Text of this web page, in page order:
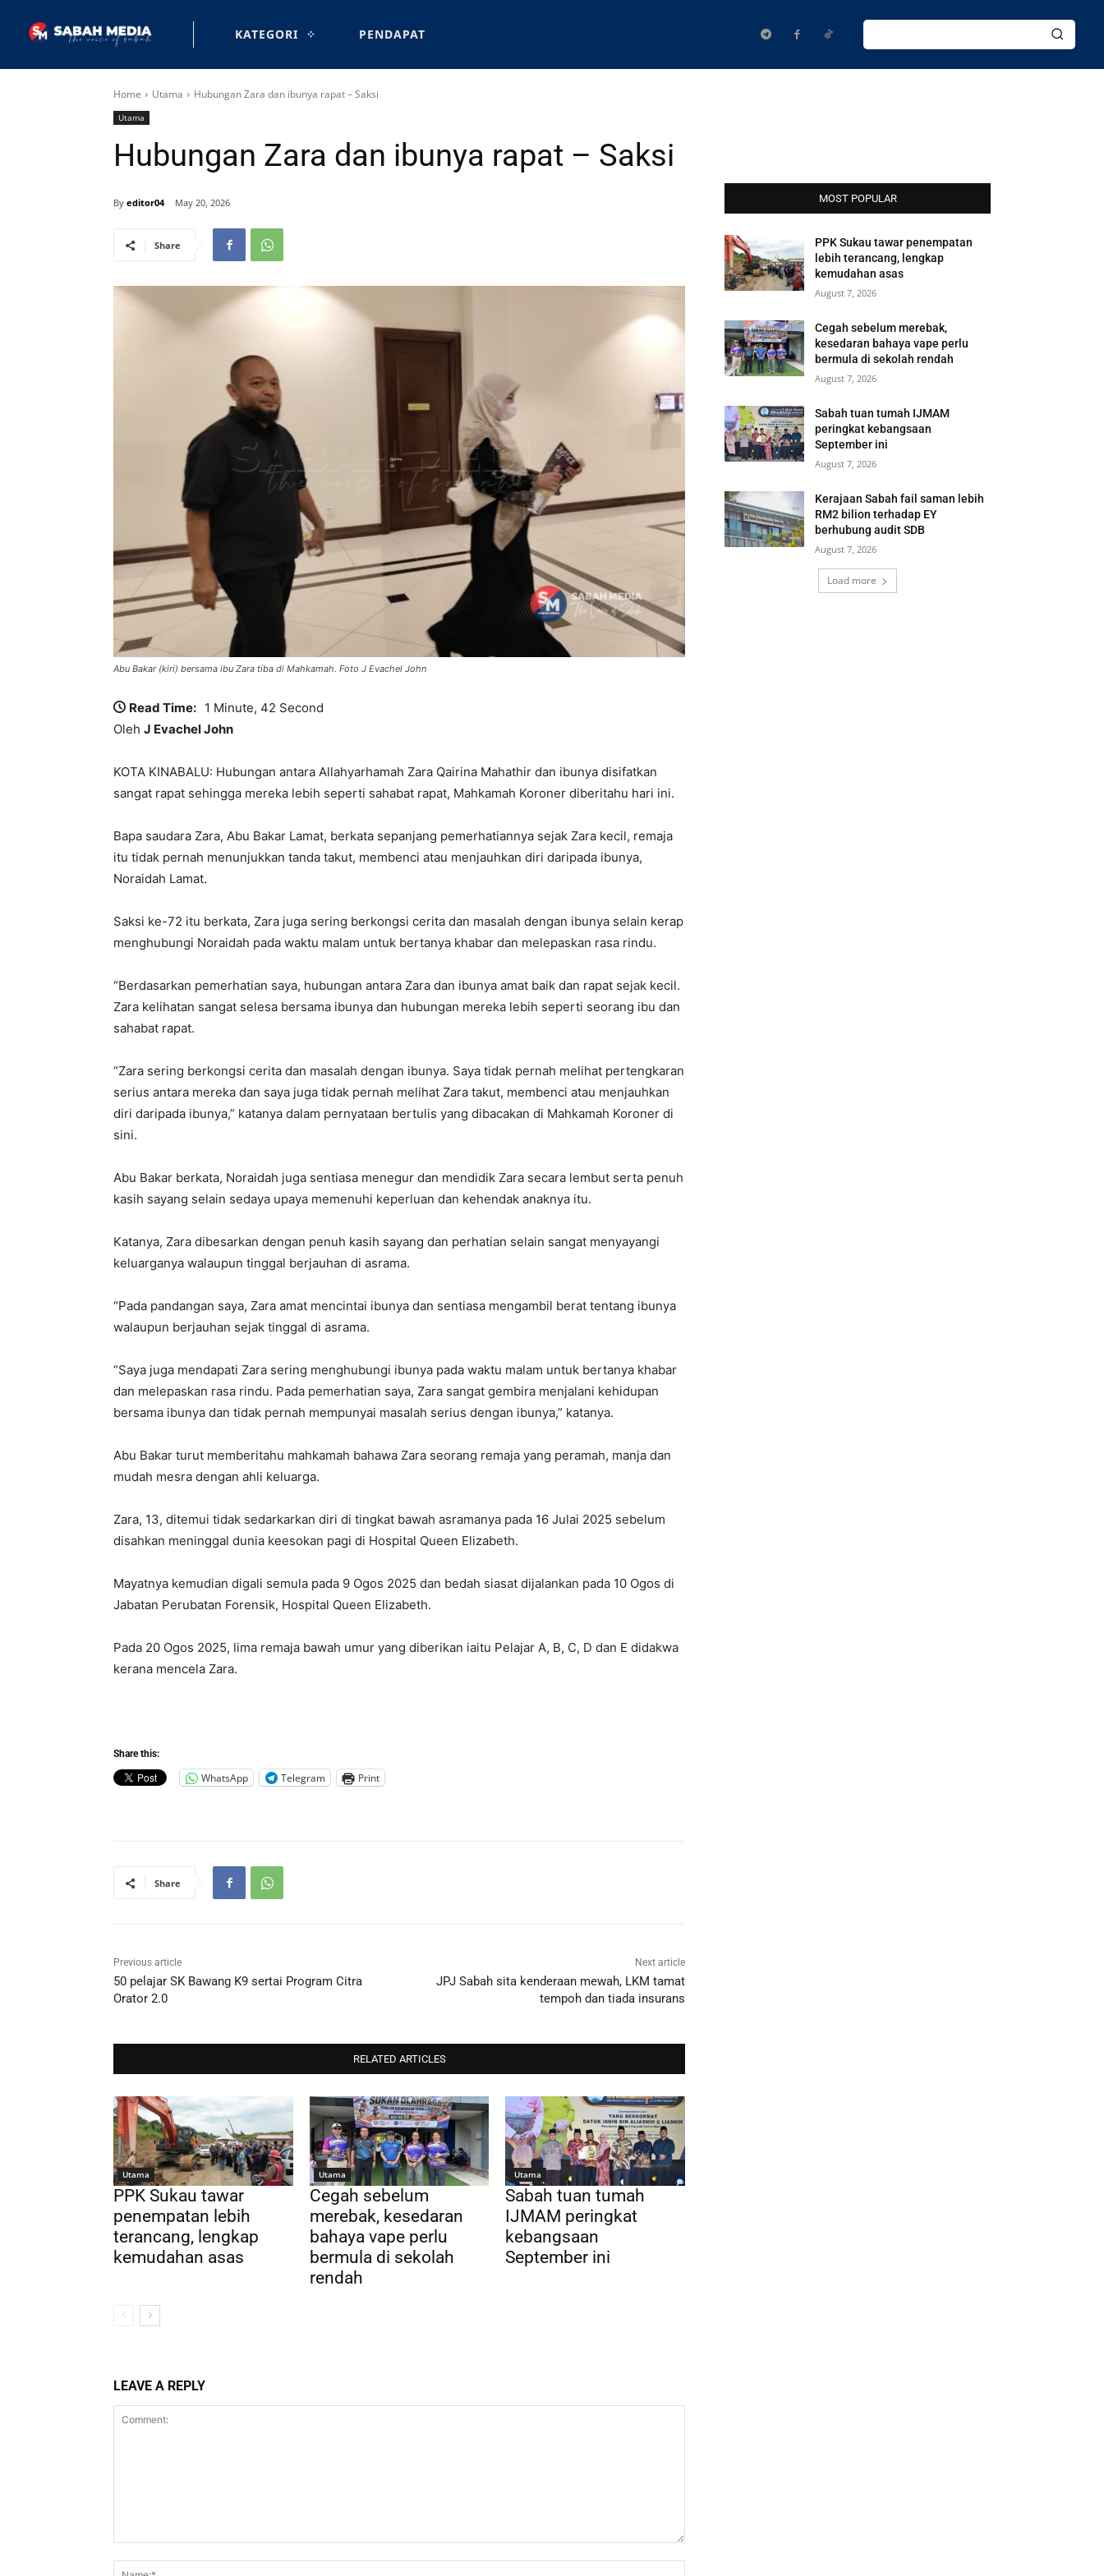
KATEGORI PENDAPAT
Home Utama Hubungan Zara dan ibunya rapat – Saksi
Utama
Hubungan Zara dan ibunya rapat – Saksi
By editor04 May 20, 2026
Share
Abu Bakar (kiri) bersama ibu Zara tiba di Mahkamah. Foto J Evachel John
Read Time: 1 Minute, 42 Second
Oleh J Evachel John
KOTA KINABALU: Hubungan antara Allahyarhamah Zara Qairina Mahathir dan ibunya disifatkan
sangat rapat sehingga mereka lebih seperti sahabat rapat, Mahkamah Koroner diberitahu hari ini.
Bapa saudara Zara, Abu Bakar Lamat, berkata sepanjang pemerhatiannya sejak Zara kecil, remaja
itu tidak pernah menunjukkan tanda takut, membenci atau menjauhkan diri daripada ibunya,
Noraidah Lamat.
Saksi ke-72 itu berkata, Zara juga sering berkongsi cerita dan masalah dengan ibunya selain kerap
menghubungi Noraidah pada waktu malam untuk bertanya khabar dan melepaskan rasa rindu.
“Berdasarkan pemerhatian saya, hubungan antara Zara dan ibunya amat baik dan rapat sejak kecil.
Zara kelihatan sangat selesa bersama ibunya dan hubungan mereka lebih seperti seorang ibu dan
sahabat rapat.
“Zara sering berkongsi cerita dan masalah dengan ibunya. Saya tidak pernah melihat pertengkaran
serius antara mereka dan saya juga tidak pernah melihat Zara takut, membenci atau menjauhkan
diri daripada ibunya,” katanya dalam pernyataan bertulis yang dibacakan di Mahkamah Koroner di
sini.
Abu Bakar berkata, Noraidah juga sentiasa menegur dan mendidik Zara secara lembut serta penuh
kasih sayang selain sedaya upaya memenuhi keperluan dan kehendak anaknya itu.
Katanya, Zara dibesarkan dengan penuh kasih sayang dan perhatian selain sangat menyayangi
keluarganya walaupun tinggal berjauhan di asrama.
“Pada pandangan saya, Zara amat mencintai ibunya dan sentiasa mengambil berat tentang ibunya
walaupun berjauhan sejak tinggal di asrama.
“Saya juga mendapati Zara sering menghubungi ibunya pada waktu malam untuk bertanya khabar
dan melepaskan rasa rindu. Pada pemerhatian saya, Zara sangat gembira menjalani kehidupan
bersama ibunya dan tidak pernah mempunyai masalah serius dengan ibunya,” katanya.
Abu Bakar turut memberitahu mahkamah bahawa Zara seorang remaja yang peramah, manja dan
mudah mesra dengan ahli keluarga.
Zara, 13, ditemui tidak sedarkarkan diri di tingkat bawah asramanya pada 16 Julai 2025 sebelum
disahkan meninggal dunia keesokan pagi di Hospital Queen Elizabeth.
Mayatnya kemudian digali semula pada 9 Ogos 2025 dan bedah siasat dijalankan pada 10 Ogos di
Jabatan Perubatan Forensik, Hospital Queen Elizabeth.
Pada 20 Ogos 2025, lima remaja bawah umur yang diberikan iaitu Pelajar A, B, C, D dan E didakwa
kerana mencela Zara.
Share this:
WhatsApp Telegram Print
Share
Previous article
50 pelajar SK Bawang K9 sertai Program Citra
Orator 2.0
Next article
JPJ Sabah sita kenderaan mewah, LKM tamat
tempoh dan tiada insurans
RELATED ARTICLES
Utama
PPK Sukau tawar
penempatan lebih
terancang, lengkap
kemudahan asas
Utama
Cegah sebelum
merebak, kesedaran
bahaya vape perlu
bermula di sekolah
rendah
Utama
Sabah tuan tumah
IJMAM peringkat
kebangsaan
September ini
LEAVE A REPLY
MOST POPULAR
PPK Sukau tawar penempatan
lebih terancang, lengkap
kemudahan asas
August 7, 2026
Cegah sebelum merebak,
kesedaran bahaya vape perlu
bermula di sekolah rendah
August 7, 2026
Sabah tuan tumah IJMAM
peringkat kebangsaan
September ini
August 7, 2026
Kerajaan Sabah fail saman lebih
RM2 bilion terhadap EY
berhubung audit SDB
August 7, 2026
Load more